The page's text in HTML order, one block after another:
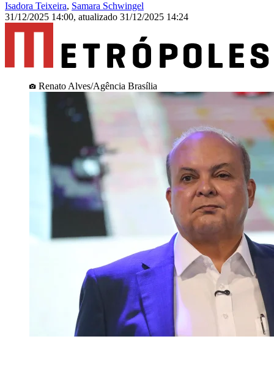
Isadora Teixeira, Samara Schwingel
31/12/2025 14:00, atualizado 31/12/2025 14:24
Renato Alves/Agência Brasília